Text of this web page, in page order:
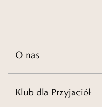
O nas
Klub dla Przyjaciół